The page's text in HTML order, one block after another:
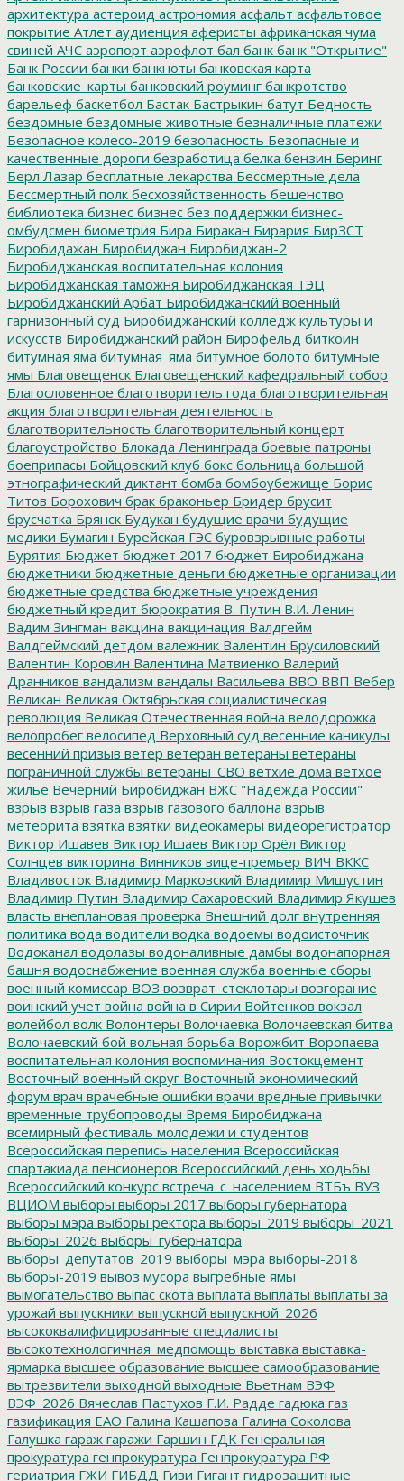
архитектура астероид астрономия асфальт асфальтовое
покрытие Атлет аудиенция аферисты африканская чума
свиней АЧС аэропорт аэрофлот бал банк банк "Открытие"
Банк России банки банкноты банковская карта
банковские_карты банковский роуминг банкротство
барельеф баскетбол Бастак Бастрыкин батут Бедность
бездомные бездомные животные безналичные платежи
Безопасное колесо-2019 безопасность Безопасные и
качественные дороги безработица белка бензин Беринг
Берл Лазар бесплатные лекарства Бессмертные дела
Бессмертный полк бесхозяйственность бешенство
библиотека бизнес бизнес без поддержки бизнес-
омбудсмен биометрия Бира Биракан Бирария БирЗСТ
Биробидажан Биробиджан Биробиджан-2
Биробиджанская воспитательная колония
Биробиджанская таможня Биробиджанская ТЭЦ
Биробиджанский Арбат Биробиджанский военный
гарнизонный суд Биробиджанский колледж культуры и
искусств Биробиджанский район Бирофельд биткоин
битумная яма битумная_яма битумное болото битумные
ямы Благовещенск Благовещенский кафедральный собор
Благословенное благотворитель года благотворительная
акция благотворительная деятельность
благотворительность благотворительный концерт
благоустройство Блокада Ленинграда боевые патроны
боеприпасы Бойцовский клуб бокс больница большой
этнографический диктант бомба бомбоубежище Борис
Титов Борохович брак браконьер Бридер брусит
брусчатка Брянск Будукан будущие врачи будущие
медики Бумагин Бурейская ГЭС буровзрывные работы
Бурятия Бюджет бюджет 2017 бюджет Биробиджана
бюджетники бюджетные деньги бюджетные организации
бюджетные средства бюджетные учреждения
бюджетный кредит бюрократия В. Путин В.И. Ленин
Вадим Зингман вакцина вакцинация Валдгейм
Валдгеймский детдом валежник Валентин Брусиловский
Валентин Коровин Валентина Матвиенко Валерий
Дранников вандализм вандалы Васильева ВВО ВВП Вебер
Великан Великая Октябрьская социалистическая
революция Великая Отечественная война велодорожка
велопробег велосипед Верховный суд весенние каникулы
весенний призыв ветер ветеран ветераны ветераны
пограничной службы ветераны_СВО ветхие дома ветхое
жилье Вечерний Биробиджан ВЖС "Надежда России"
взрыв взрыв газа взрыв газового баллона взрыв
метеорита взятка взятки видеокамеры видеорегистратор
Виктор Ишавев Виктор Ишаев Виктор Орёл Виктор
Солнцев викторина Винников вице-премьер ВИЧ ВККС
Владивосток Владимир Марковский Владимир Мишустин
Владимир Путин Владимир Сахаровский Владимир Якушев
власть внеплановая проверка Внешний долг внутренняя
политика вода водители водка водоемы водоисточник
Водоканал водолазы водоналивные дамбы водонапорная
башня водоснабжение военная служба военные сборы
военный комиссар ВОЗ возврат_стеклотары возгорание
воинский учет война война в Сирии Войтенков вокзал
волейбол волк Волонтеры Волочаевка Волочаевская битва
Волочаевский бой вольная борьба Ворожбит Воропаева
воспитательная колония воспоминания Востокцемент
Восточный военный округ Восточный экономический
форум врач врачебные ошибки врачи вредные привычки
временные трубопроводы Время Биробиджана
всемирный фестиваль молодежи и студентов
Всероссийская перепись населения Всероссийская
спартакиада пенсионеров Всероссийский день ходьбы
Всероссийский конкурс встреча_с_населением ВТБъ ВУЗ
ВЦИОМ выборы выборы 2017 выборы губернатора
выборы мэра выборы ректора выборы_2019 выборы_2021
выборы_2026 выборы_губернатора
выборы_депутатов_2019 выборы_мэра выборы-2018
выборы-2019 вывоз мусора выгребные ямы
вымогательство выпас скота выплата выплаты выплаты за
урожай выпускники выпускной выпускной_2026
высококвалифицированные специалисты
высокотехнологичная_медпомощь выставка выставка-
ярмарка высшее образование высшее самообразование
вытрезвители выходной выходные Вьетнам ВЭФ
ВЭФ_2026 Вячеслав Пастухов Г.И. Радде гадюка газ
газификация ЕАО Галина Кашапова Галина Соколова
Галушка гараж гаражи Гаршин ГДК Генеральная
прокуратура генпрокуратура Генпрокуратура РФ
гериатрия ГЖИ ГИБДД Гиви Гигант гидрозащитные